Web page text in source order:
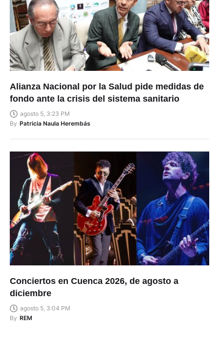
Alianza Nacional por la Salud pide medidas de
fondo ante la crisis del sistema sanitario
agosto 5, 3:23 PM
By Patricia Naula Herembás
Conciertos en Cuenca 2026, de agosto a
diciembre
agosto 5, 3:04 PM
By REM